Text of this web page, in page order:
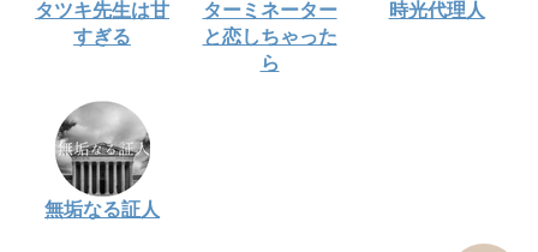
タツキ先生は甘
すぎる
ターミネーター
と恋しちゃった
ら
時光代理人
無垢なる証人